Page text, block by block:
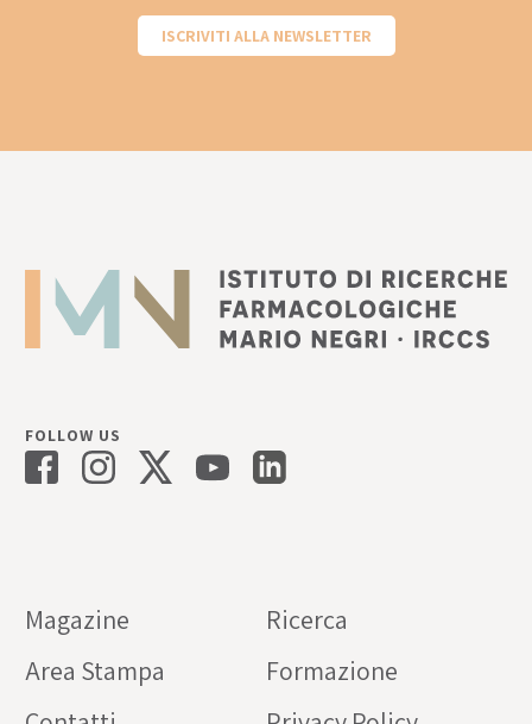
ISCRIVITI ALLA NEWSLETTER
FOLLOW US
Magazine
Ricerca
Area Stampa
Formazione